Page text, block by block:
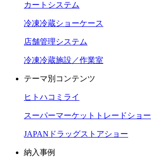
カートシステム
冷凍冷蔵ショーケース
店舗管理システム
冷凍冷蔵施設／作業室
テーマ別コンテンツ
ヒトハコミライ
スーパーマーケットトレードショー
JAPANドラッグストアショー
納入事例